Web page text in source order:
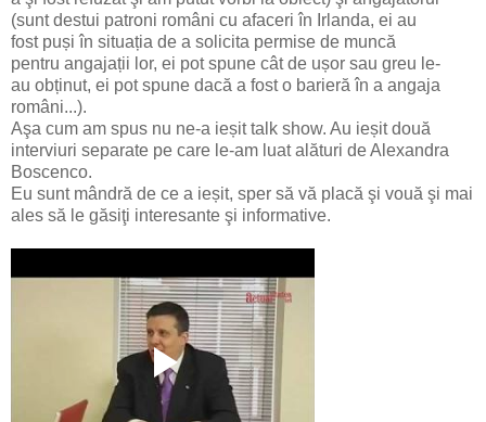
(sunt destui patroni români cu afaceri în Irlanda, ei au
fost puși în situația de a solicita permise de muncă
pentru angajații lor, ei pot spune cât de ușor sau greu le-
au obținut, ei pot spune dacă a fost o barieră în a angaja
români...).
Aşa cum am spus nu ne-a ieșit talk show. Au ieșit două
interviuri separate pe care le-am luat alături de Alexandra
Boscenco.
Eu sunt mândră de ce a ieșit, sper să vă placă şi vouă şi mai
ales să le găsiţi interesante şi informative.